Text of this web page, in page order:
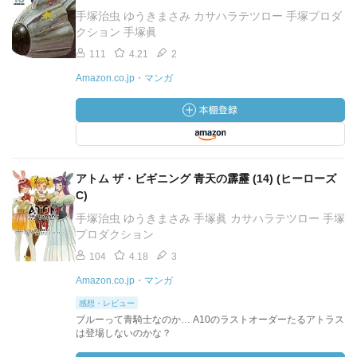
手塚治虫 ゆうきまさみ カサハラテツロー 手塚プロダ
クション 手塚眞
111 4.21 2
Amazon.co.jp・マンガ
アトム ザ・ビギニング 青天の霹靂 (14) (ヒーローズ
C)
手塚治虫 ゆうきまさみ 手塚眞 カサハラテツロー 手塚
プロダクション
104 4.18 3
Amazon.co.jp・マンガ
感想・レビュー
ブルーって青騎士なのか… A10のラストオーダーたるアトラス
は登場しないのかな？